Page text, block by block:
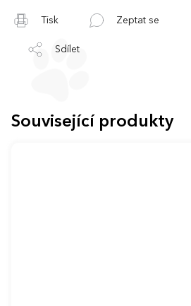
Tisk Zeptat se
Sdílet
Související produkty